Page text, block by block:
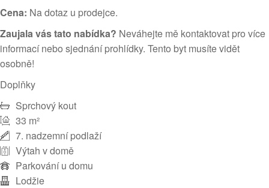
Cena: Na dotaz u prodejce.
Zaujala vás tato nabídka? Neváhejte mě kontaktovat pro více
informací nebo sjednání prohlídky. Tento byt musíte vidět
osobně!
Doplňky
Sprchový kout
33 m²
7. nadzemní podlaží
Výtah v domě
Parkování u domu
Lodžie